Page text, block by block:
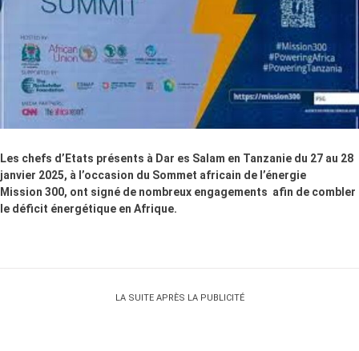
Les chefs d’Etats présents à Dar es Salam en Tanzanie du 27 au 28
janvier 2025, à l’occasion du Sommet africain de l’énergie
Mission 300, ont signé de nombreux engagements afin de combler
le déficit énergétique en Afrique.
LA SUITE APRÈS LA PUBLICITÉ